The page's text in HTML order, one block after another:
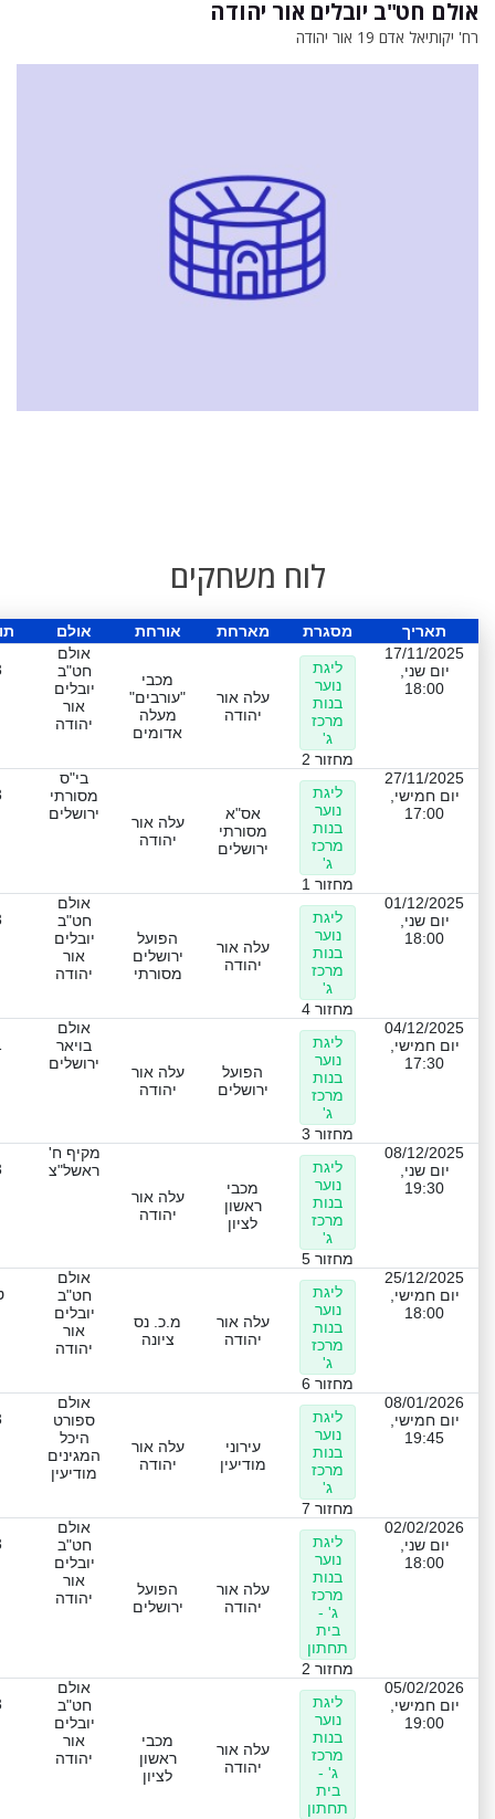
אולם חט"ב יובלים אור יהודה
רח' יקותיאל אדם 19 אור יהודה
לוח משחקים
תאריך מסגרת מארחת אורחת אולם
17/11/2025
יום שני,
18:00
ליגת
נוער
בנות
מרכז
ג'
מחזור 2
עלה אור
יהודה
מכבי
"עורבים"
מעלה
אדומים
אולם
חט"ב
יובלים
אור
יהודה
27/11/2025
יום חמישי,
17:00
ליגת
נוער
בנות
מרכז
ג'
מחזור 1
אס"א
מסורתי
ירושלים
עלה אור
יהודה
בי"ס
מסורתי
ירושלים
01/12/2025
יום שני,
18:00
ליגת
נוער
בנות
מרכז
ג'
מחזור 4
עלה אור
יהודה
הפועל
ירושלים
מסורתי
אולם
חט"ב
יובלים
אור
יהודה
04/12/2025
יום חמישי,
17:30
ליגת
נוער
בנות
מרכז
ג'
מחזור 3
הפועל
ירושלים
עלה אור
יהודה
אולם
בויאר
ירושלים
08/12/2025
יום שני,
19:30
ליגת
נוער
בנות
מרכז
ג'
מחזור 5
מכבי
ראשון
לציון
עלה אור
יהודה
מקיף ח'
ראשל"צ
25/12/2025
יום חמישי,
18:00
ליגת
נוער
בנות
מרכז
ג'
מחזור 6
עלה אור
יהודה
מ.כ. נס
ציונה
אולם
חט"ב
יובלים
אור
יהודה
08/01/2026
יום חמישי,
19:45
ליגת
נוער
בנות
מרכז
ג'
מחזור 7
עירוני
מודיעין
עלה אור
יהודה
אולם
ספורט
היכל
המגינים
מודיעין
02/02/2026
יום שני,
18:00
ליגת
נוער
בנות
מרכז
ג' -
בית
תחתון
מחזור 2
עלה אור
יהודה
הפועל
ירושלים
אולם
חט"ב
יובלים
אור
יהודה
05/02/2026
יום חמישי,
19:00
ליגת
נוער
בנות
מרכז
ג' -
בית
תחתון
עלה אור
יהודה
מכבי
ראשון
לציון
אולם
חט"ב
יובלים
אור
יהודה